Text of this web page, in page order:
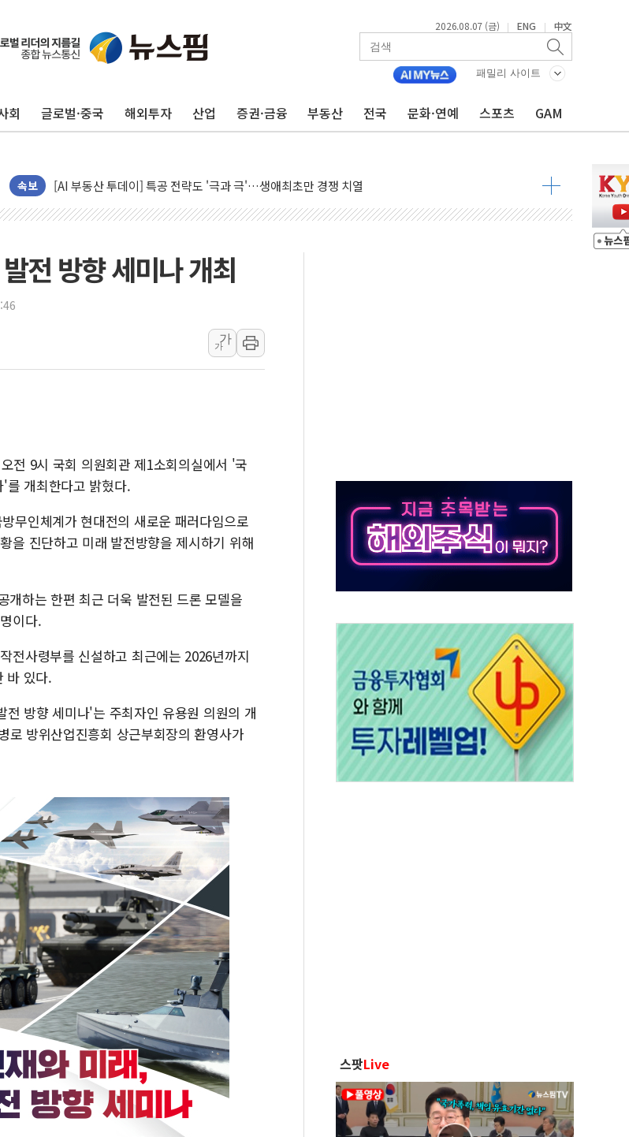
2026.08.07 (금) | ENG | 中文
패밀리 사이트
회 글로벌·중국 해외투자 산업 증권·금융 부동산 전국 문화·연예 스포츠 GAM
속보
신길동 신축도 3.3㎡당 7250만원…써밋 클라비온 59㎡ 18억원대
용산공원·그린벨트로 또 충돌…반복되는 국토부-서울시 '정책 엇박자'
[코인시황] 비트코인 6만4000달러대 횡보…고래·ETF 매수에도 고유가·금리·입법 지연 '삼중 부담'
[베트남 증시] 유동성 부진 지속, 강보합 마감...석유·가스주 올랐지만 빈그룹이 상쇄
후티 반군, 예멘 정부군과 사우디 동시 공격… 위기 고조되는 또 다른 중동 화약고
42.5도 역대급 폭염…동물들도 특별식으로 여름나기 [뉴스핌 줌인]
포스코홀딩스, 포스코인터·DX 지분 일부 매각
태국 학교서 중학생 총기 난사...최소 7명 사망
40.2도 찍은 서울 등 폭염중대경보 해제…누적 온열질환자 2872명
'변기 수리' 집주인에게 흉기 휘두른 30대 세입자…경찰, 현행범 체포
워트, 상반기 영업이익 30억원
프롬바이오, 10일 거래 재개…"재무구조 개편"
NH농협생명, 농작업 중 온열질환 보장…폭염기 신속 보상 강화
전 방향 세미나 개최
가
가
전 9시 국회 의원회관 제1소회의실에서 '국
를 개최한다고 밝혔다.
무인체계가 현대전의 새로운 패러다임으로
을 진단하고 미래 발전방향을 제시하기 위해
하는 한편 최근 더욱 발전된 드론 모델을
이다.
전사령부를 신설하고 최근에는 2026년까지
바 있다.
방향 세미나'는 주최자인 유용원 의원의 개
로 방위산업진흥회 상근부회장의 환영사가
스팟Live